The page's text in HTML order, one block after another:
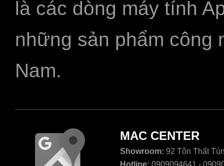
là các dòng máy tính
những sản phẩm công
Nam.
MAC CENTER
Showroom: 92 Tôn Thất
Hotline: 0909094641 -